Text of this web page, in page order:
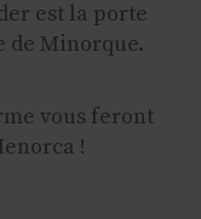
est la porte
de Minorque.
vous feront
!